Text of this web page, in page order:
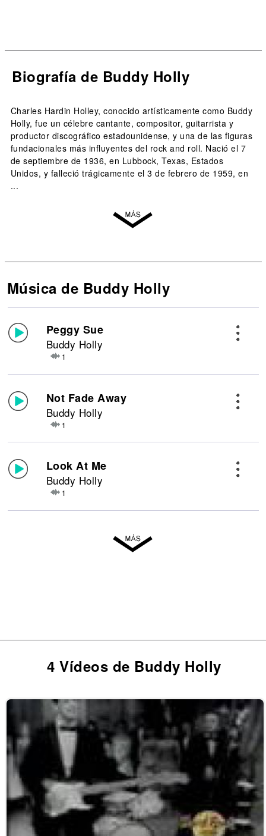
Biografía de Buddy Holly
Charles Hardin Holley, conocido artísticamente como Buddy
Holly, fue un célebre cantante, compositor, guitarrista y
productor discográfico estadounidense, y una de las figuras
fundacionales más influyentes del rock and roll. Nació el 7
de septiembre de 1936, en Lubbock, Texas, Estados
Unidos, y falleció trágicamente el 3 de febrero de 1959, en
...
Música de Buddy Holly
Peggy Sue
Buddy Holly
1
Not Fade Away
Buddy Holly
1
Look At Me
Buddy Holly
1
4 Vídeos de Buddy Holly